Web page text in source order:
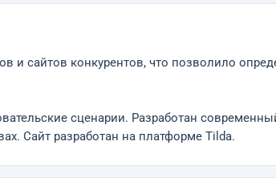
сайтов конкурентов, что позволило
сценарии. Разработан
Сайт разработан на платформе Tilda.